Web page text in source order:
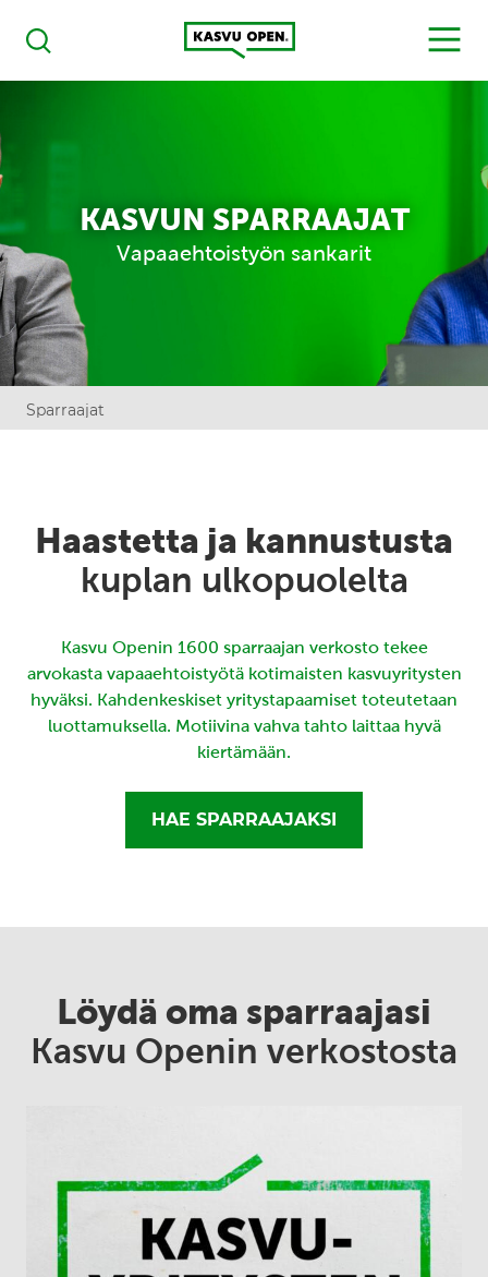
Haku
Kasvu Open
MENU
KASVUN SPARRAAJAT
Vapaaehtoistyön sankarit
Sparraajat
Haastetta ja kannustusta
kuplan ulkopuolelta
Kasvu Openin 1600 sparraajan verkosto tekee
arvokasta vapaaehtoistyötä kotimaisten kasvuyritysten
hyväksi. Kahdenkeskiset yritystapaamiset toteutetaan
luottamuksella. Motiivina vahva tahto laittaa hyvä
kiertämään.
HAE SPARRAAJAKSI
Löydä oma sparraajasi
Kasvu Openin verkostosta